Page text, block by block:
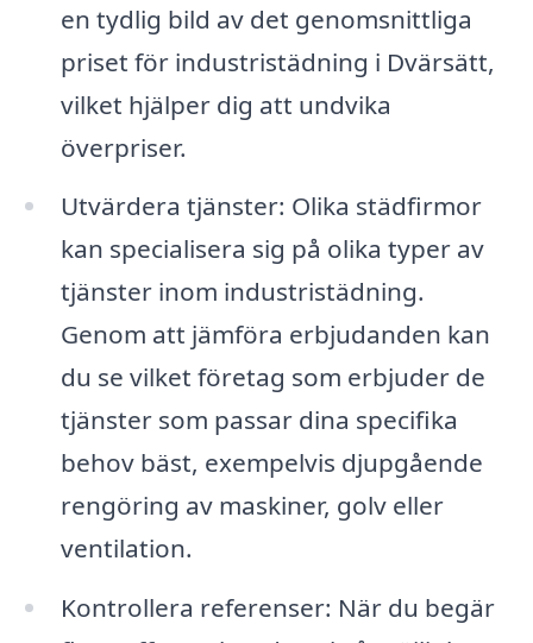
en tydlig bild av det genomsnittliga
priset för industristädning i Dvärsätt,
vilket hjälper dig att undvika
överpriser.
Utvärdera tjänster: Olika städfirmor
kan specialisera sig på olika typer av
tjänster inom industristädning.
Genom att jämföra erbjudanden kan
du se vilket företag som erbjuder de
tjänster som passar dina specifika
behov bäst, exempelvis djupgående
rengöring av maskiner, golv eller
ventilation.
Kontrollera referenser: När du begär